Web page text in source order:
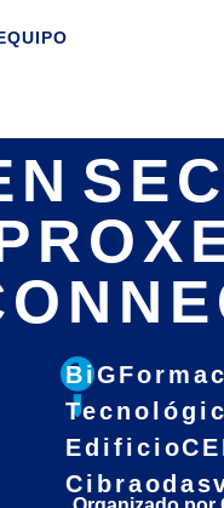
BiG
Edificio
Cibrao das